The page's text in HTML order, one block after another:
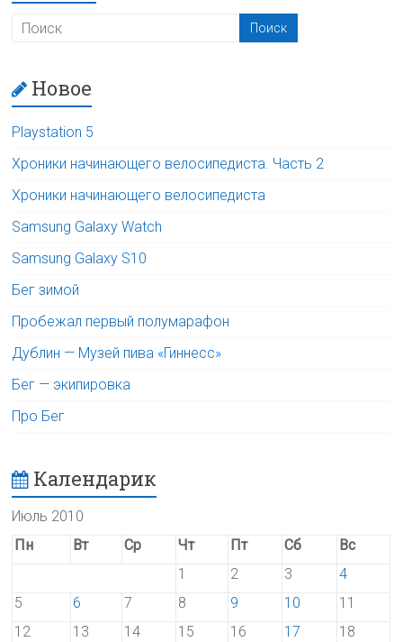
Новое
Playstation 5
Хроники начинающего велосипедиста. Часть 2
Хроники начинающего велосипедиста
Samsung Galaxy Watch
Samsung Galaxy S10
Бег зимой
Пробежал первый полумарафон
Дублин — Музей пива «Гиннесс»
Бег — экипировка
Про Бег
Календарик
Июль 2010
Пн
Вт Ср Чт Пт Сб
Вс
1
2 3
4
5
6 7 8 9 10
11
12
13 14 15 16 17
18